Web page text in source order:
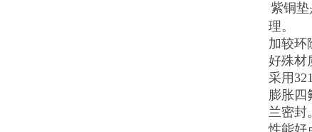
紫铜
理。
加较环
好殊材
采用
膨胀四
兰密封。
性能好